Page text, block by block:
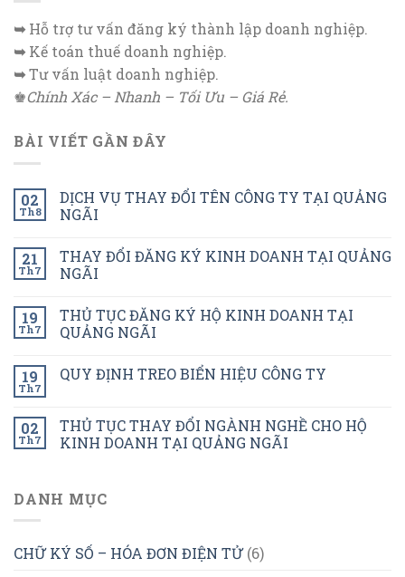
➥Hỗ trợ tư vấn đăng ký thành lập doanh nghiệp.
➥Kế toán thuế doanh nghiệp.
➥Tư vấn luật doanh nghiệp.
♚Chính Xác – Nhanh – Tối Ưu – Giá Rẻ.
BÀI VIẾT GẦN ĐÂY
02
Th8
DỊCH VỤ THAY ĐỔI TÊN CÔNG TY TẠI QUẢNG
NGÃI
21
Th7
THAY ĐỔI ĐĂNG KÝ KINH DOANH TẠI QUẢNG
NGÃI
19
Th7
THỦ TỤC ĐĂNG KÝ HỘ KINH DOANH TẠI
QUẢNG NGÃI
19
Th7
QUY ĐỊNH TREO BIỂN HIỆU CÔNG TY
02
Th7
THỦ TỤC THAY ĐỔI NGÀNH NGHỀ CHO HỘ
KINH DOANH TẠI QUẢNG NGÃI
DANH MỤC
CHỮ KÝ SỐ – HÓA ĐƠN ĐIỆN TỬ(6)